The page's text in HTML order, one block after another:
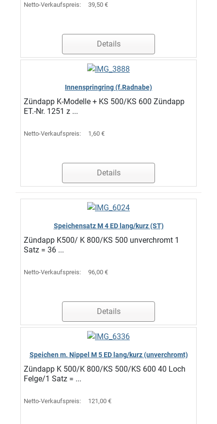
Netto-Verkaufspreis: 39,50 €
Details
Innenspringring (f.Radnabe)
Zündapp K-Modelle + KS 500/KS 600 Zündapp
ET.-Nr. 1251 z ...
Netto-Verkaufspreis: 1,60 €
Details
Speichensatz M 4 ED lang/kurz (ST)
Zündapp K500/ K 800/KS 500 unverchromt 1
Satz = 36 ...
Netto-Verkaufspreis: 96,00 €
Details
Speichen m. Nippel M 5 ED lang/kurz (unverchromt)
Zündapp K 500/K 800/KS 500/KS 600 40 Loch
Felge/1 Satz = ...
Netto-Verkaufspreis: 121,00 €